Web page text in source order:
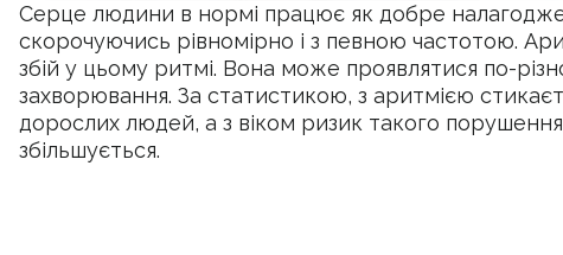
Серце людини в нормі працює як добре
скорочуючись рівномірно і з певною частотою.
збій у цьому ритмі. Вона може проявлятися по-
захворювання. За статистикою, з аритмією
дорослих людей, а з віком ризик такого
збільшується.